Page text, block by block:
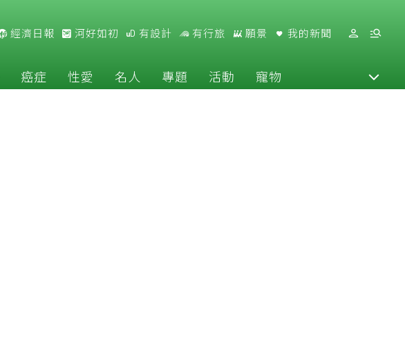
經濟日報 河好如初 有設計 有行旅 願景 我的新聞
癌症 性愛 名人 專題 活動 寵物